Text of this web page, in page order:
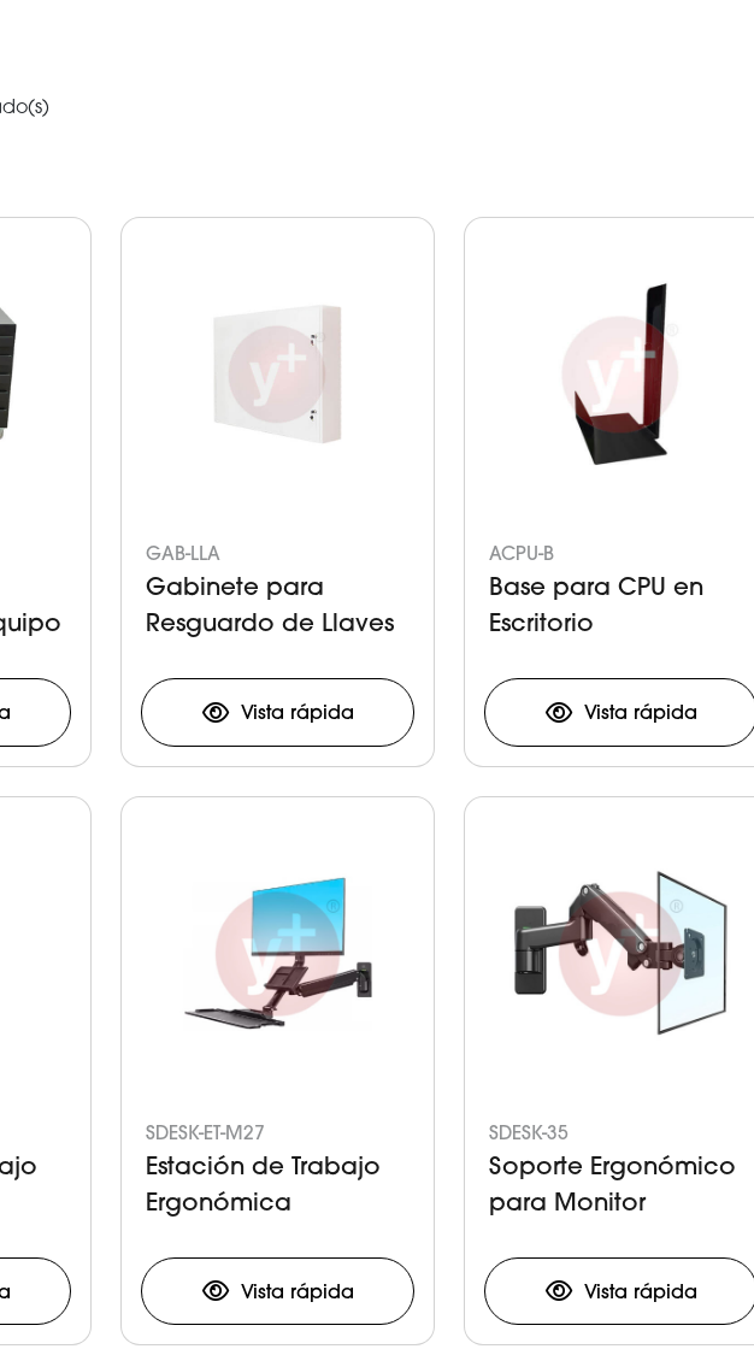
GAB-LLA
Gabinete para
Resguardo de Llaves
Vista rápida
ACPU-B
Base para CPU en
Escritorio
Vista rápida
SDESK-ET-M27
Estación de Trabajo
Ergonómica
Vista rápida
SDESK-35
Soporte Ergonómico
para Monitor
Vista rápida